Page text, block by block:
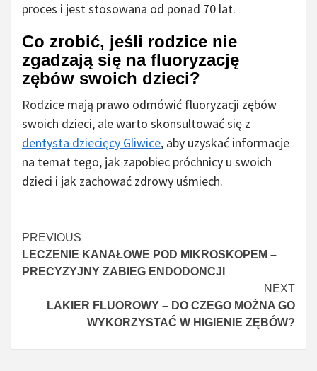
proces i jest stosowana od ponad 70 lat.
Co zrobić, jeśli rodzice nie
zgadzają się na fluoryzację
zębów swoich dzieci?
Rodzice mają prawo odmówić fluoryzacji zębów
swoich dzieci, ale warto skonsultować się z
dentysta dziecięcy Gliwice, aby uzyskać informacje
na temat tego, jak zapobiec próchnicy u swoich
dzieci i jak zachować zdrowy uśmiech.
Continue
Reading
PREVIOUS
LECZENIE KANAŁOWE POD MIKROSKOPEM –
PRECYZYJNY ZABIEG ENDODONCJI
NEXT
LAKIER FLUOROWY – DO CZEGO MOŻNA GO
WYKORZYSTAĆ W HIGIENIE ZĘBÓW?